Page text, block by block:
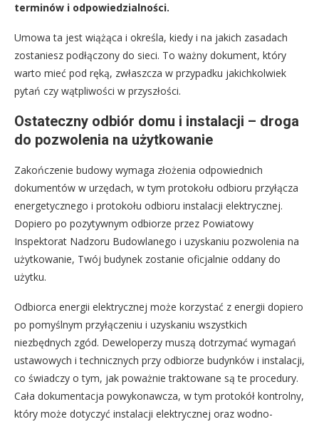
terminów i odpowiedzialności.
Umowa ta jest wiążąca i określa, kiedy i na jakich zasadach
zostaniesz podłączony do sieci. To ważny dokument, który
warto mieć pod ręką, zwłaszcza w przypadku jakichkolwiek
pytań czy wątpliwości w przyszłości.
Ostateczny odbiór domu i instalacji – droga
do pozwolenia na użytkowanie
Zakończenie budowy wymaga złożenia odpowiednich
dokumentów w urzędach, w tym protokołu odbioru przyłącza
energetycznego i protokołu odbioru instalacji elektrycznej.
Dopiero po pozytywnym odbiorze przez Powiatowy
Inspektorat Nadzoru Budowlanego i uzyskaniu pozwolenia na
użytkowanie, Twój budynek zostanie oficjalnie oddany do
użytku.
Odbiorca energii elektrycznej może korzystać z energii dopiero
po pomyślnym przyłączeniu i uzyskaniu wszystkich
niezbędnych zgód. Deweloperzy muszą dotrzymać wymagań
ustawowych i technicznych przy odbiorze budynków i instalacji,
co świadczy o tym, jak poważnie traktowane są te procedury.
Cała dokumentacja powykonawcza, w tym protokół kontrolny,
który może dotyczyć instalacji elektrycznej oraz wodno-